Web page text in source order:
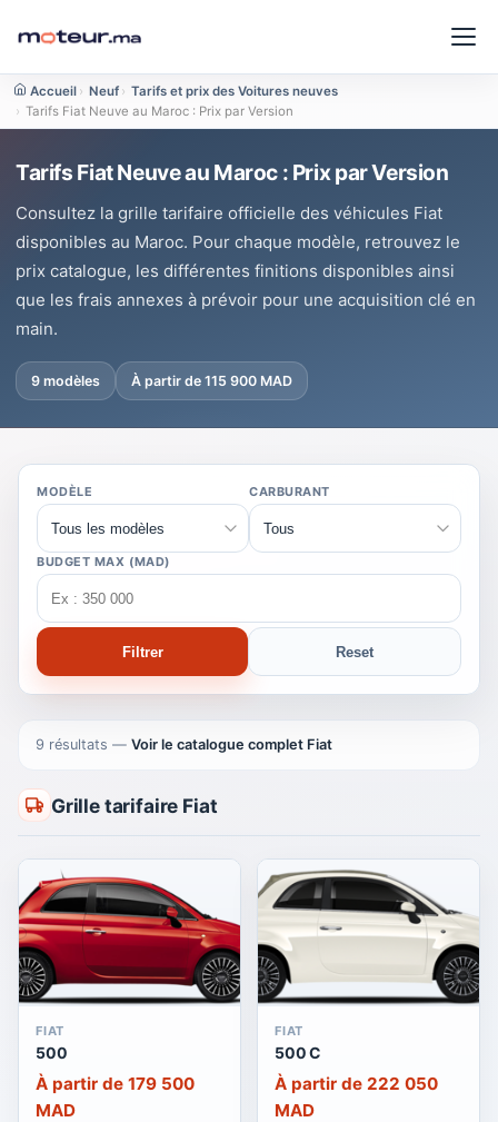
Accueil › Neuf › Tarifs et prix des Voitures neuves
› Tarifs Fiat Neuve au Maroc : Prix par Version
Tarifs Fiat Neuve au Maroc : Prix par Version
Consultez la grille tarifaire officielle des véhicules Fiat
disponibles au Maroc. Pour chaque modèle, retrouvez le
prix catalogue, les différentes finitions disponibles ainsi
que les frais annexes à prévoir pour une acquisition clé en
main.
9 modèles À partir de 115 900 MAD
MODÈLE CARBURANT
BUDGET MAX (MAD)
Filtrer Reset
9 résultats — Voir le catalogue complet Fiat
Grille tarifaire Fiat
FIAT
500
À partir de 179 500
MAD
FIAT
500 C
À partir de 222 050
MAD